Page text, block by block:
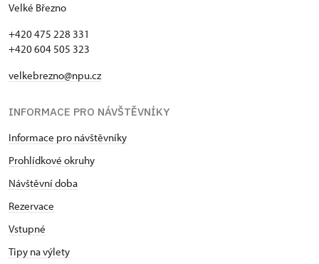
Velké Březno
+420 475 228 331
+420 604 505 323
velkebrezno@npu.cz
INFORMACE PRO NÁVŠTĚVNÍKY
Informace pro návštěvníky
Prohlídkové okruhy
Návštěvní doba
Rezervace
Vstupné
Tipy na výlety